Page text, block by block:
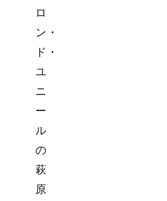
ロ
ン・
ド・
ユ
ニ
ー
ル
の
萩
原